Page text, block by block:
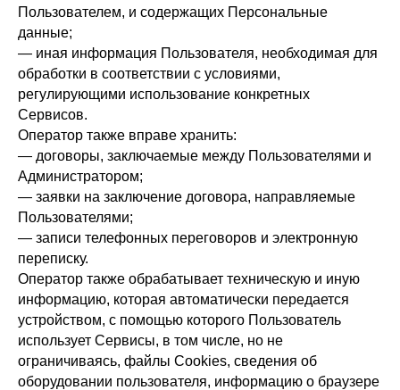
Пользователем, и содержащих Персональные
данные;
— иная информация Пользователя, необходимая для
обработки в соответствии с условиями,
регулирующими использование конкретных
Сервисов.
Оператор также вправе хранить:
— договоры, заключаемые между Пользователями и
Администратором;
— заявки на заключение договора, направляемые
Пользователями;
— записи телефонных переговоров и электронную
переписку.
Оператор также обрабатывает техническую и иную
информацию, которая автоматически передается
устройством, с помощью которого Пользователь
использует Сервисы, в том числе, но не
ограничиваясь, файлы Cookies, сведения об
оборудовании пользователя, информацию о браузере